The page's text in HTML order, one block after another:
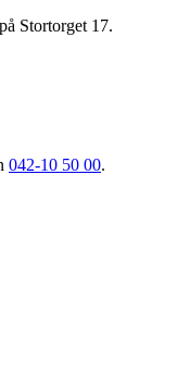
Stortorget 17.
042-10 50 00.